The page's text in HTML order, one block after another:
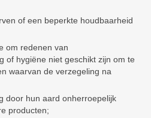
of een beperkte houdbaarheid
om redenen van
of hygiëne niet geschikt zijn om te
waarvan de verzegeling na
door hun aard onherroepelijk
producten;